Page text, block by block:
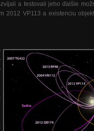
a testovali jeho ďalšie
2012 VP113 a existenciu